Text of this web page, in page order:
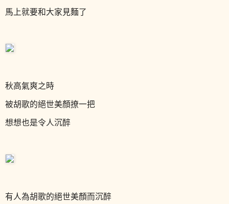
馬上就要和大家見麵了
秋高氣爽之時
被胡歌的絕世美顏撩一把
想想也是令人沉醉
有人為胡歌的絕世美顏而沉醉